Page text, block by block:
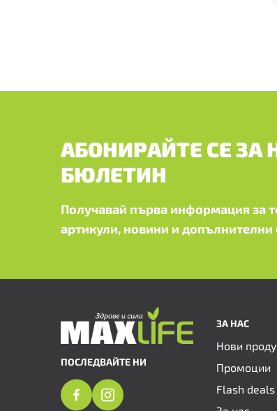
АБОНИРАЙТЕ СЕ ЗА
БЮЛЕТИН
Получавай първа информация за
артикули, новини и допълнителни
ПОСЛЕДВАЙТЕ НИ
ЗА НАС
Нови
Промоции
Flash deals